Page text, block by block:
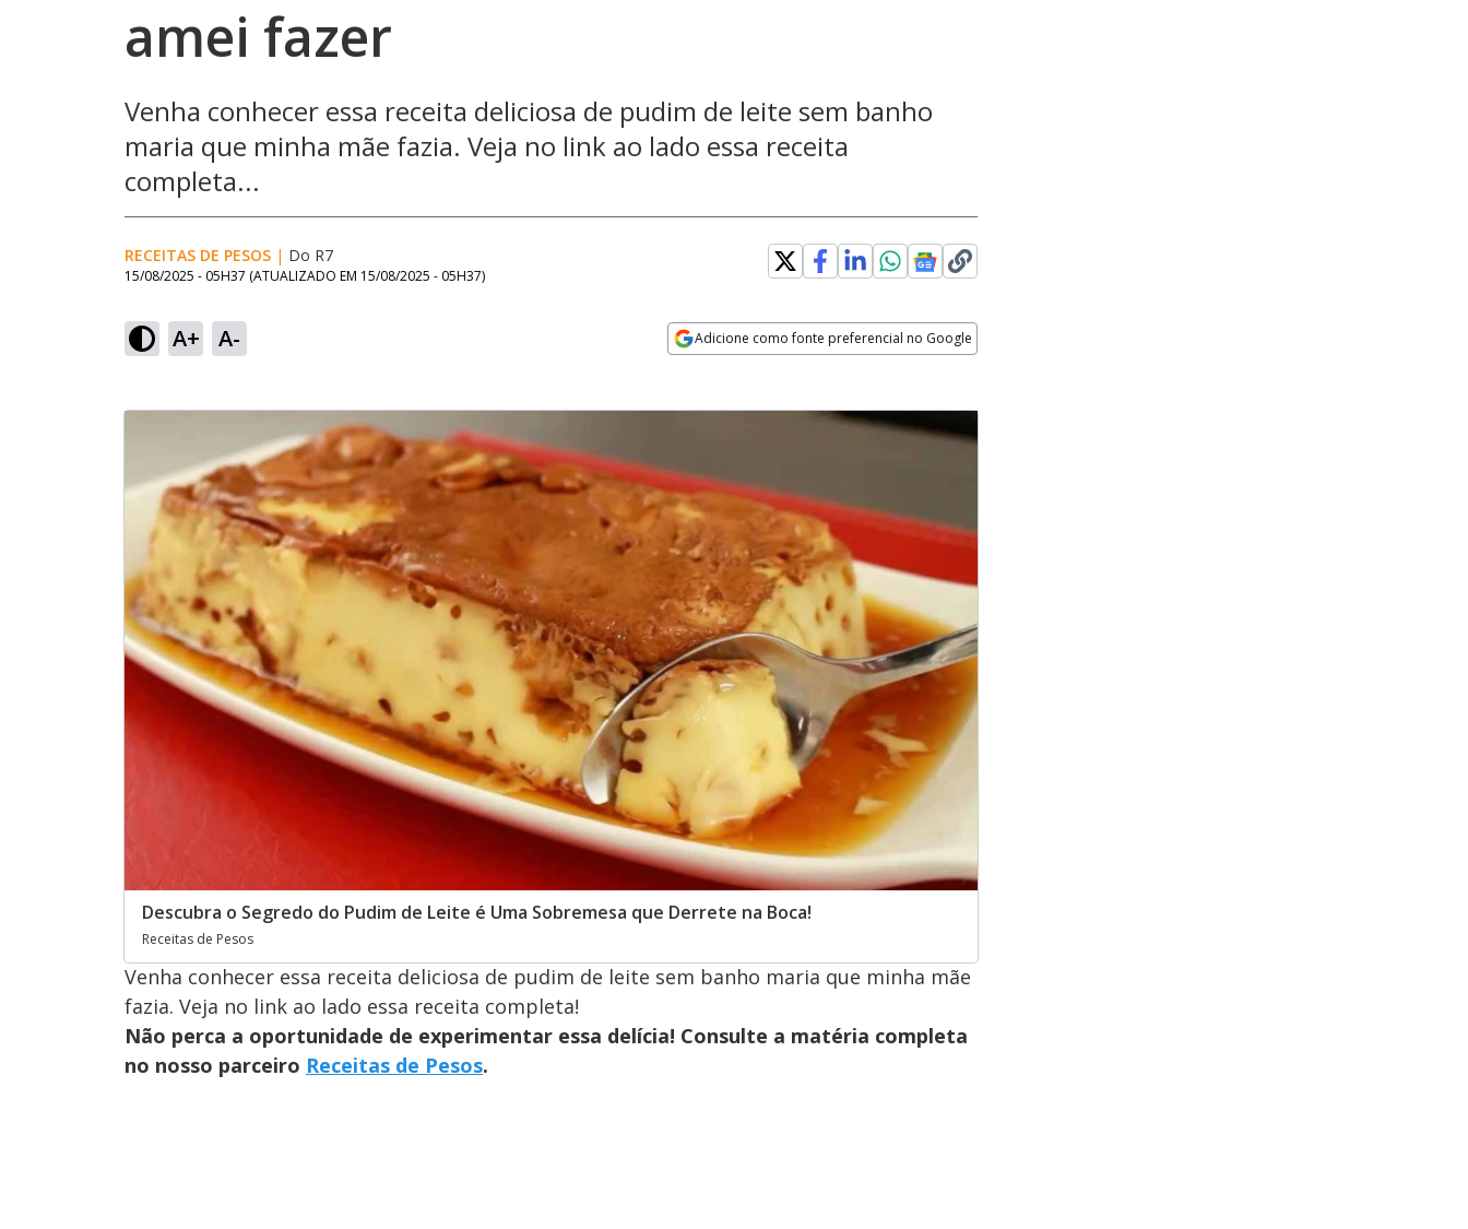
amei fazer
Venha conhecer essa receita deliciosa de pudim de leite sem banho
maria que minha mãe fazia. Veja no link ao lado essa receita
completa...
RECEITAS DE PESOS | Do R7
15/08/2025 - 05H37 (ATUALIZADO EM 15/08/2025 - 05H37)
A+ A- Adicione como fonte preferencial no Google
Descubra o Segredo do Pudim de Leite é Uma Sobremesa que Derrete na Boca!
Receitas de Pesos
Venha conhecer essa receita deliciosa de pudim de leite sem banho maria que minha mãe
fazia. Veja no link ao lado essa receita completa!
Não perca a oportunidade de experimentar essa delícia! Consulte a matéria completa
no nosso parceiro Receitas de Pesos.